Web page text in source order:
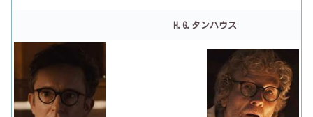
H.G.タンハウス